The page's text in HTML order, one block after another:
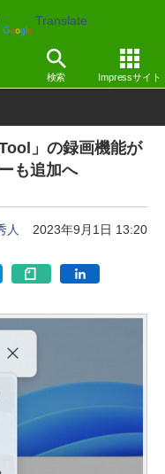
Translate
検索 Impressサイト
Windows
」の録画機能が
も追加へ
人 2023年9月1日 13:20